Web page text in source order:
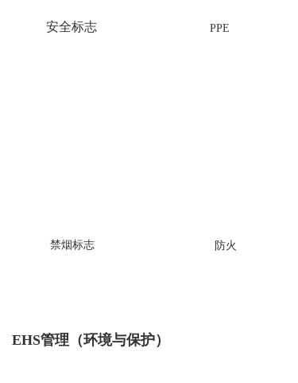
安全标志 PPE
禁烟标志 防火
EHS管理（环境与保护）